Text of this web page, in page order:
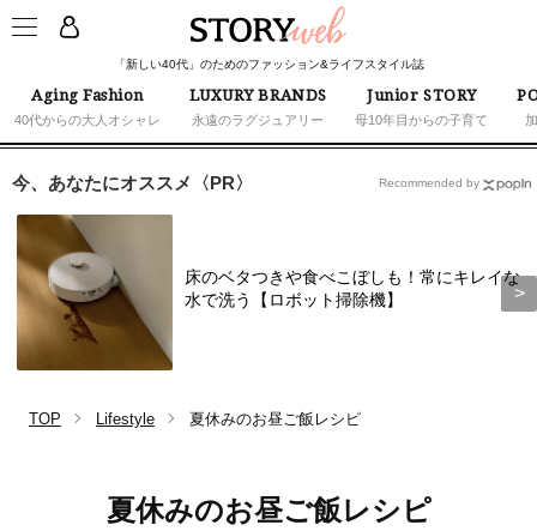
「新しい40代」のためのファッション&ライフスタイル誌
Aging Fashion
40代からの大人オシャレ
LUXURY BRANDS
永遠のラグジュアリー
Junior STORY
母10年目からの子育て
今、あなたにオススメ〈PR〉
床のベタつきや食べこぼしも！常にキレイな
水で洗う【ロボット掃除機】
Recommended by
TOP Lifestyle 夏休みのお昼ご飯レシピ
夏休みのお昼ご飯レシピ